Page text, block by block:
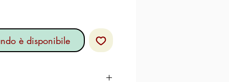
è disponibile